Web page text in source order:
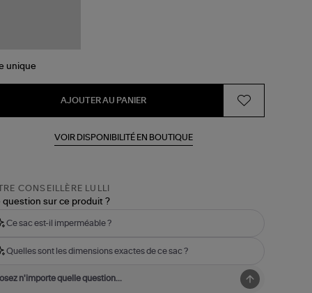
unique
AJOUTER AU PANIER
VOIR DISPONIBILITÉ EN BOUTIQUE
CONSEILLÈRE LULLI
question sur ce produit ?
Ce sac est-il imperméable ?
Quelles sont les dimensions exactes de ce sac ?